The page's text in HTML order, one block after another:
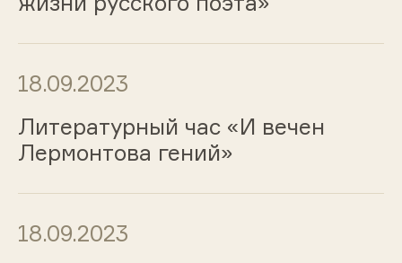
18.09.2023
Литературный час «И вечен
Лермонтова гений»
18.09.2023